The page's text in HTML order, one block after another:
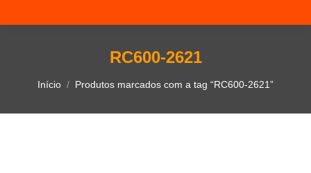
RC600-2621
Você está aqui:
Início Produtos marcados com a tag “RC600-2621”